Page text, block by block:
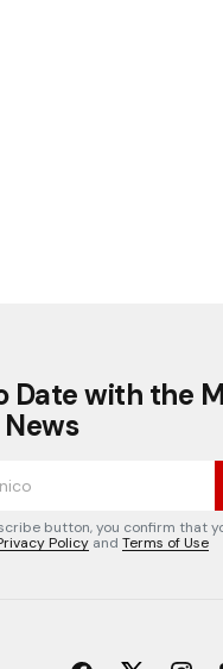
Date with the
button, you confirm that
Policy and Terms of Use